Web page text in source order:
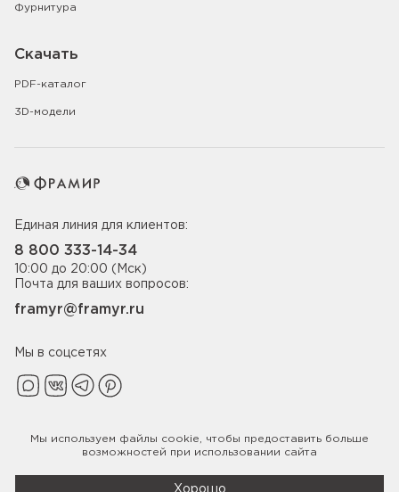
Фурнитура
Скачать
PDF-каталог
3D-модели
Единая линия для клиентов:
8 800 333-14-34
10:00 до 20:00 (Мск)
Почта для ваших вопросов:
framyr@framyr.ru
Мы в соцсетях
Политика конфиденциальности
Мы используем файлы cookie , чтобы предоставить больше
возможностей при использовании сайта
Хорошо